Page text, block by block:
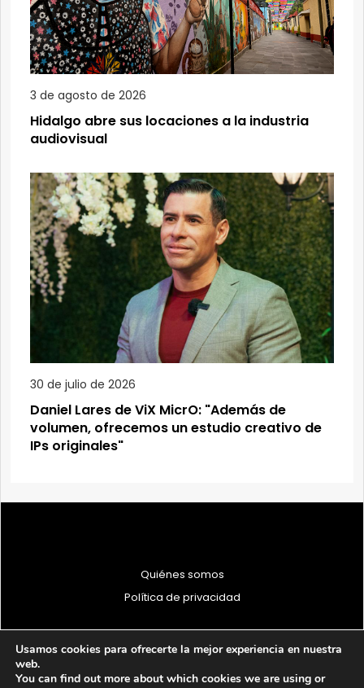
3 de agosto de 2026
Hidalgo abre sus locaciones a la industria
audiovisual
30 de julio de 2026
Daniel Lares de ViX MicrO: "Además de
volumen, ofrecemos un estudio creativo de
IPs originales"
Quiénes somos
Política de privacidad
Usamos cookies para ofrecerte la mejor experiencia en nuestra
web.
You can find out more about which cookies we are using or